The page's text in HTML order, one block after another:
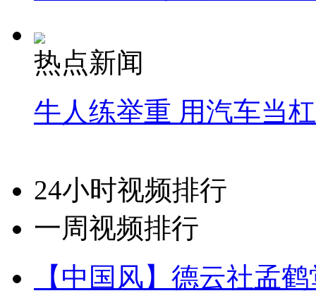
热点新闻
牛人练举重 用汽车当
24小时视频排行
一周视频排行
【中国风】德云社孟